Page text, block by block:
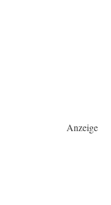
Anzeige